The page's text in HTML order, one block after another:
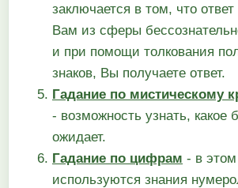
заключается в том, что
Вам из сферы
и при помощи толкования
знаков, Вы получаете ответ.
Гадание по мистическому
- возможность узнать, какое
ожидает.
Гадание по цифрам - в
используются знания